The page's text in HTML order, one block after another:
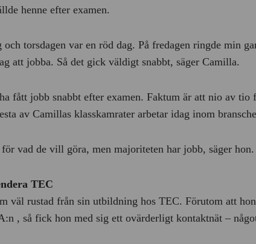
henne efter examen.
och torsdagen var en röd dag. På fredagen ringde min
att jobba. Så det gick väldigt snabbt, säger Camilla.
fått jobb snabbt efter examen. Faktum är att nio av tio
av Camillas klasskamrater arbetar idag inom
vad de vill göra, men majoriteten har jobb, säger hon.
TEC
väl rustad från sin utbildning hos TEC. Förutom att
, så fick hon med sig ett ovärderligt kontaktnät –